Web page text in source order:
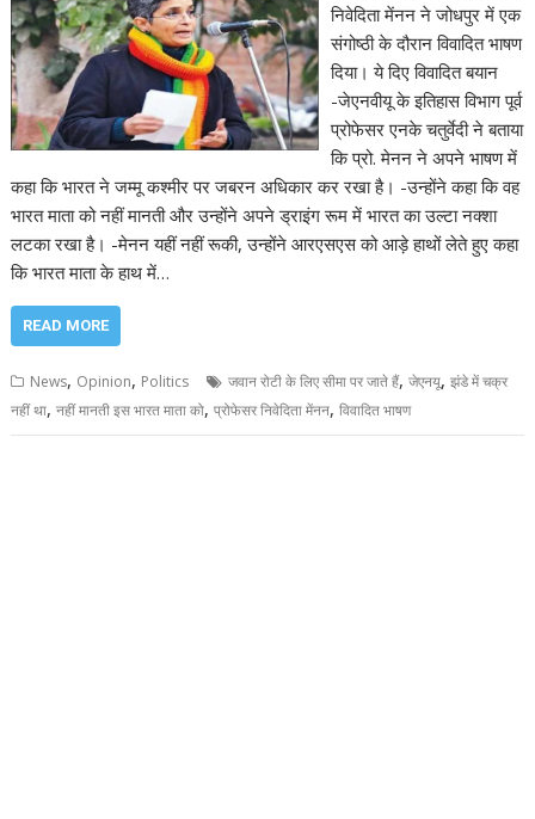
निवेदिता मेंनन ने जोधपुर में एक
संगोष्ठी के दौरान विवादित भाषण
दिया। ये दिए विवादित बयान
-जेएनवीयू के इतिहास विभाग पूर्व
प्रोफेसर एनके चतुर्वेदी ने बताया
कि प्रो. मेनन ने अपने भाषण में
कहा कि भारत ने जम्मू कश्मीर पर जबरन अधिकार कर रखा है। -उन्होंने कहा कि वह
भारत माता को नहीं मानती और उन्होंने अपने ड्राइंग रूम में भारत का उल्टा नक्शा
लटका रखा है। -मेनन यहीं नहीं रूकी, उन्होंने आरएसएस को आड़े हाथों लेते हुए कहा
कि भारत माता के हाथ में…
READ MORE
News, Opinion, Politics जवान रोटी के लिए सीमा पर जाते हैं,जेएनयू,झंडे में चक्र
नहीं था,नहीं मानती इस भारत माता को,प्रोफेसर निवेदिता मेंनन,विवादित भाषण